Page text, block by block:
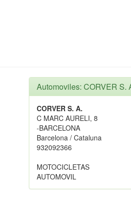
Automoviles: CORVER S.
CORVER S. A.
C MARC AURELI, 8
-BARCELONA
Barcelona / Cataluna
932092366
MOTOCICLETAS
AUTOMOVIL